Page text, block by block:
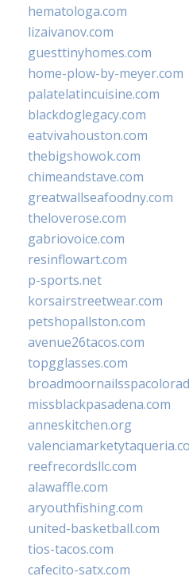
hematologa.com
lizaivanov.com
guesttinyhomes.com
home-plow-by-meyer.com
palatelatincuisine.com
blackdoglegacy.com
eatvivahouston.com
thebigshowok.com
chimeandstave.com
greatwallseafoodny.com
theloverose.com
gabriovoice.com
resinflowart.com
p-sports.net
korsairstreetwear.com
petshopallston.com
avenue26tacos.com
topgglasses.com
missblackpasadena.com
anneskitchen.org
reefrecordsllc.com
alawaffle.com
aryouthfishing.com
united-basketball.com
tios-tacos.com
cafecito-satx.com